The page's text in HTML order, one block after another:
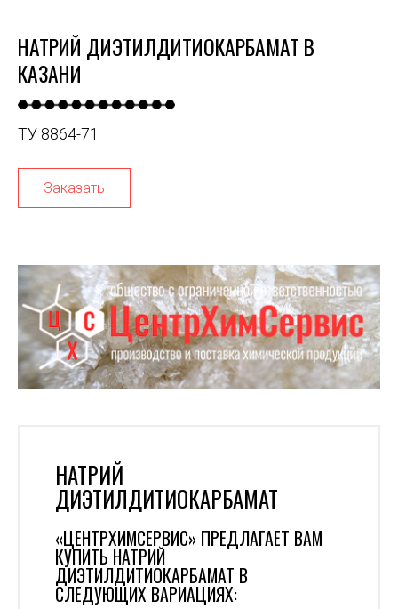
НАТРИЙ ДИЭТИЛДИТИОКАРБАМАТ В
КАЗАНИ
ТУ 8864-71
Заказать
НАТРИЙ
ДИЭТИЛДИТИОКАРБАМАТ
«ЦЕНТРХИМСЕРВИС» ПРЕДЛАГАЕТ ВАМ
КУПИТЬ НАТРИЙ
ДИЭТИЛДИТИОКАРБАМАТ В
СЛЕДУЮЩИХ ВАРИАЦИЯХ: